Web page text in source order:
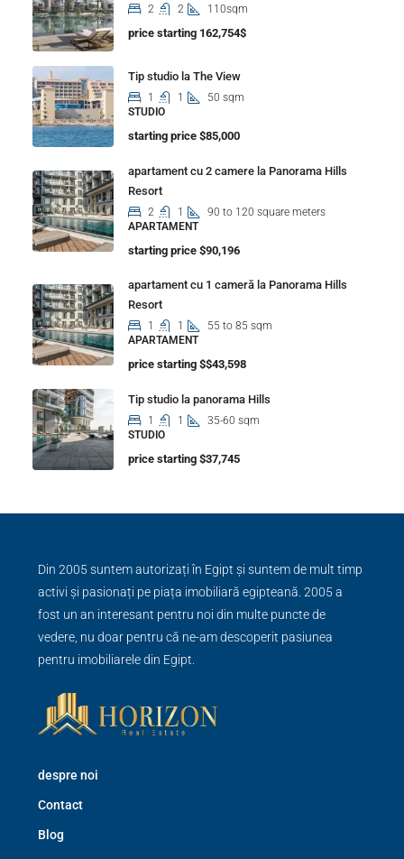
2 2 110sqm
price starting 162,754$
Tip studio la The View
1 1
50 sqm
STUDIO
starting price $85,000
apartament cu 2 camere la Panorama Hills
Resort
2 1
90 to 120 square meters
APARTAMENT
starting price $90,196
apartament cu 1 cameră la Panorama Hills
Resort
1 1
55 to 85 sqm
APARTAMENT
price starting $$43,598
Tip studio la panorama Hills
1 1
35-60 sqm
STUDIO
price starting $37,745
Din 2005 suntem autorizați în Egipt și suntem de mult timp
activi și pasionați pe piața imobiliară egipteană. 2005 a
fost un an interesant pentru noi din multe puncte de
vedere, nu doar pentru că ne-am descoperit pasiunea
pentru imobiliarele din Egipt.
despre noi
Contact
Blog